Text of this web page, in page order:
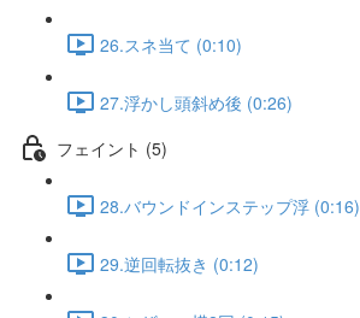
26.スネ当て (0:10)
27.浮かし頭斜め後 (0:26)
フェイント (5)
28.バウンドインステップ浮 (0:16)
29.逆回転抜き (0:12)